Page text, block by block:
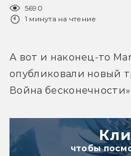
5690
1 минута на чтение
А вот и наконец-то
опубликовали новый
Война
чтобы